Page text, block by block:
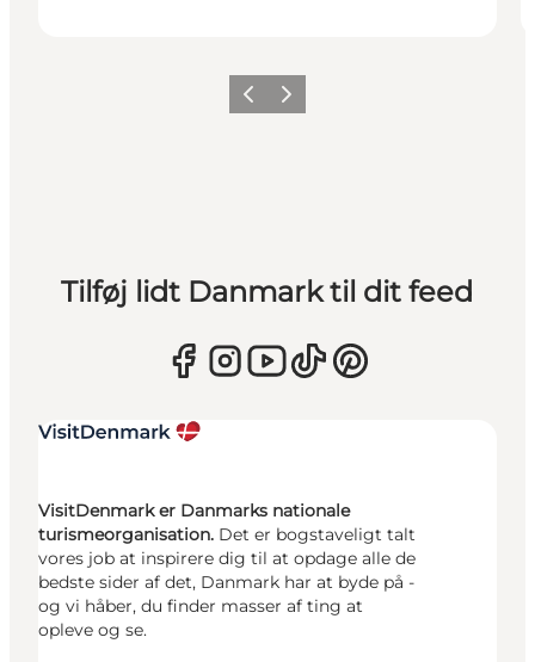
ForrigeNæste
Tilføj lidt Danmark til dit feed
VisitDenmark er Danmarks nationale
turismeorganisation. Det er bogstaveligt talt
vores job at inspirere dig til at opdage alle de
bedste sider af det, Danmark har at byde på -
og vi håber, du finder masser af ting at
opleve og se.